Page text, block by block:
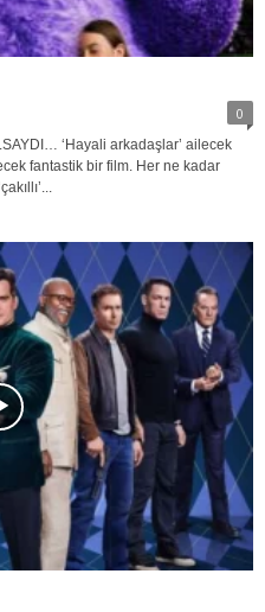
0
‘Hayali arkadaşlar’ ailecek
fantastik bir film. Her ne kadar